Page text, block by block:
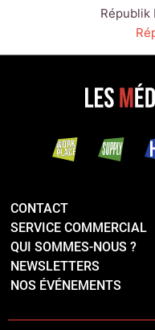
SERVICE COMMERCIAL
SUIVEZ-NOUS :
PLAN DU SITE
MENTIONS LÉGALES
POLITIQUE DE
COOKIES